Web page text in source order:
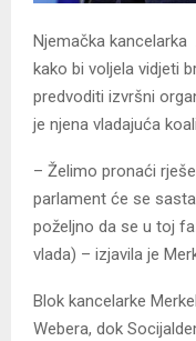
Njemačka
kako bi voljela vidjeti
predvoditi izvršni
je njena vladajuća
– Želimo pronaći
parlament će se
poželjno da se u toj
vlada) – izjavila je
Blok kancelarke
Webera, dok